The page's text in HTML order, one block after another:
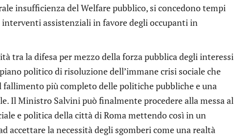
insufficienza del Welfare pubblico, si concedono tempi
assistenziali in favore degli occupanti in
tra la difesa per mezzo della forza pubblica degli interessi
politico di risoluzione dell’immane crisi sociale che
più completo delle politiche pubbliche e una
Il Ministro Salvini può finalmente procedere alla messa al
e politica della città di Roma mettendo così in un
la necessità degli sgomberi come una realtà